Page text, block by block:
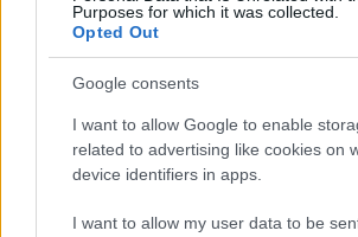
Purposes for which it was collected.
Opted Out
Google consents
I want to allow Google to enable
related to advertising like cookies on
device identifiers in apps.
I want to allow my user data to be
«κίτρινα» και «κόκκινα» σπίτια
αποζημιώσεις
Ποια είναι η (κυβερνητική)
οδικά έργα και τα εκτιμώμενα
χρονοδιαγράμματα